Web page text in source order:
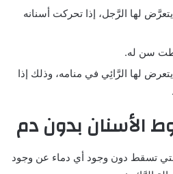
لها الرَّجل، إذا تحركت أسنانه
سن له.
يتعرض لها الرَّائِي في منامه، وذلك إذا
الأسنان بدون دم
تسقط دون وجود أي دماء عن وجود